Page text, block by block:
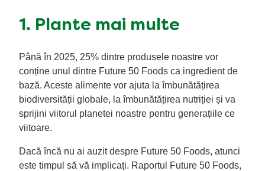
1. Plante mai multe
Până în 2025, 25% dintre produsele noastre vor
conține unul dintre Future 50 Foods ca ingredient de
bază. Aceste alimente vor ajuta la îmbunătățirea
biodiversității globale, la îmbunătățirea nutriției și va
sprijini viitorul planetei noastre pentru generațiile ce
viitoare.
Dacă încă nu ai auzit despre Future 50 Foods, atunci
este timpul să vă implicați. Raportul Future 50 Foods,